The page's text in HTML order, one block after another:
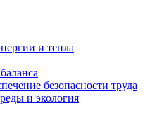
и тепла
безопасности труда
и экология